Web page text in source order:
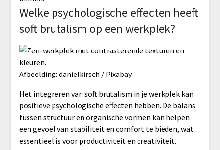
Welke psychologische effecten heeft
soft brutalism op een werkplek?
Afbeelding: danielkirsch / Pixabay
Het integreren van soft brutalism in je werkplek kan
positieve psychologische effecten hebben. De balans
tussen structuur en organische vormen kan helpen
een gevoel van stabiliteit en comfort te bieden, wat
essentieel is voor productiviteit en creativiteit.